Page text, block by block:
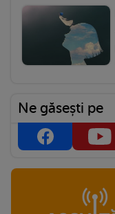
Ne găsești pe